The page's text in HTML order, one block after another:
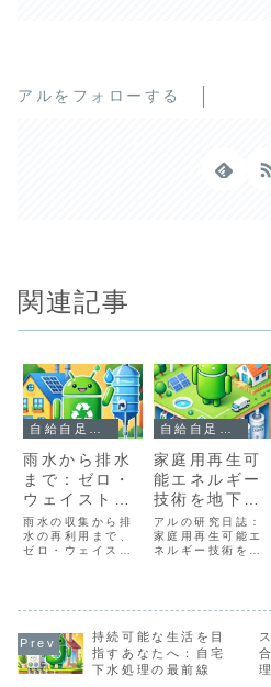
アルをフォローする
関連記事
雨水から排水
まで：ゼロ・
ウェイストの
家庭用水管理
雨水の収集から排
水の再利用まで、
ゼロ・ウェイスト
そのメリットをわ
かりやすく紹介し
ます。
家庭用再生可
能エネルギー
技術を地下に
全て納めるに
は？
アルの研究日誌：
家庭用再生可能エ
ネルギー技術を地
るには？ 研究記録
237：地下設置型
再生可能エネルギ
ーシステムの可能
持続可能な生活を目
指すあなたへ：自宅
下水処理の最前線